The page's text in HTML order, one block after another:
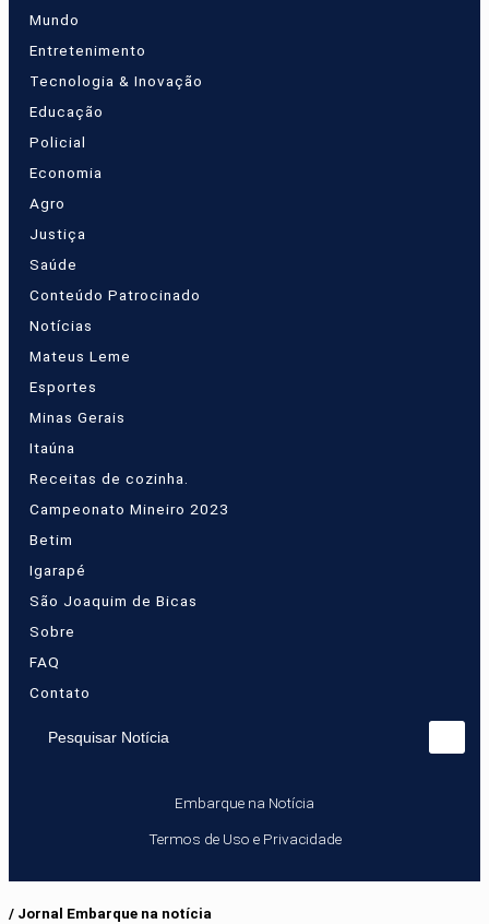
Mundo
Entretenimento
Tecnologia & Inovação
Educação
Policial
Economia
Agro
Justiça
Saúde
Conteúdo Patrocinado
Notícias
Mateus Leme
Esportes
Minas Gerais
Itaúna
Receitas de cozinha.
Campeonato Mineiro 2023
Betim
Igarapé
São Joaquim de Bicas
Sobre
FAQ
Contato
Pesquisar Notícia
Embarque na Notícia
Termos de Uso e Privacidade
/ Jornal Embarque na notícia